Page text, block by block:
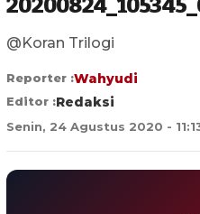
@Koran Trilogi
Reporter :Wahyudi
Editor :Redaksi
Senin, 24 Agustus 2020 -